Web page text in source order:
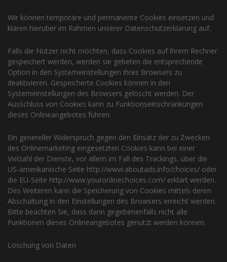
Wir können temporäre und permanente Cookies einsetzen und
klären hierüber im Rahmen unserer Datenschutzerklärung auf.
Falls die Nutzer nicht möchten, dass Cookies auf ihrem Rechner
gespeichert werden, werden sie gebeten die entsprechende
Option in den Systemeinstellungen ihres Browsers zu
deaktivieren. Gespeicherte Cookies können in den
Systemeinstellungen des Browsers gelöscht werden. Der
Ausschluss von Cookies kann zu Funktionseinschränkungen
dieses Onlineangebotes führen.
Ein genereller Widerspruch gegen den Einsatz der zu Zwecken
des Onlinemarketing eingesetzten Cookies kann bei einer
Vielzahl der Dienste, vor allem im Fall des Trackings, über die
US-amerikanische Seite http://www.aboutads.info/choices/ oder
die EU-Seite http://www.youronlinechoices.com/ erklärt werden.
Des Weiteren kann die Speicherung von Cookies mittels deren
Abschaltung in den Einstellungen des Browsers erreicht werden.
Bitte beachten Sie, dass dann gegebenenfalls nicht alle
Funktionen dieses Onlineangebotes genutzt werden können.
Löschung von Daten